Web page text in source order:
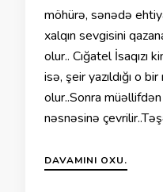
möhürə, sənədə
xalqın sevgisini
olur.. Cığatel İsaqızı
isə, şeir yazıldığı o
olur..Sonra müəllifdən
nəsnəsinə
DAVAMINI OXU.